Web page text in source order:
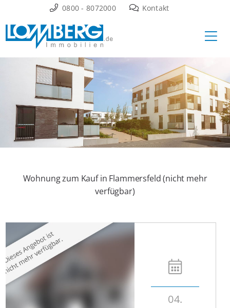
Inhalt
springen
0800 - 8072000 Kontakt
Wohnung zum Kauf in Flammersfeld (nicht mehr
verfügbar)
04.